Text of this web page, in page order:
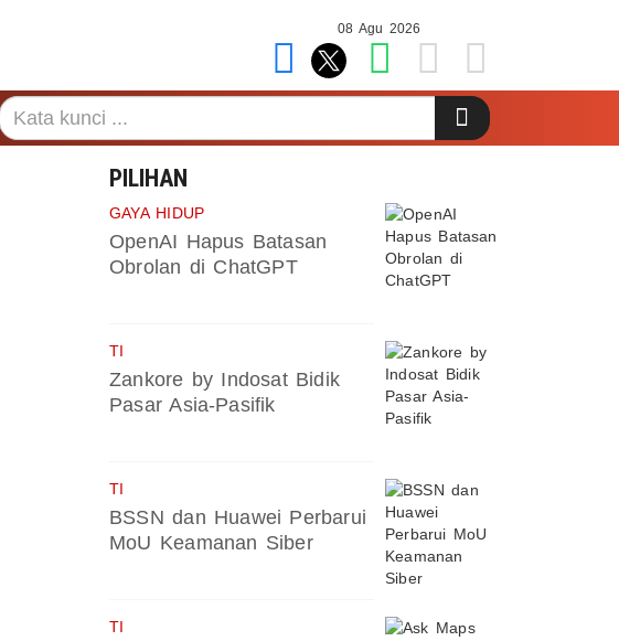
08 Agu 2026
PILIHAN
GAYA HIDUP
OpenAI Hapus Batasan
Obrolan di ChatGPT
TI
Zankore by Indosat Bidik
Pasar Asia-Pasifik
TI
BSSN dan Huawei Perbarui
MoU Keamanan Siber
TI